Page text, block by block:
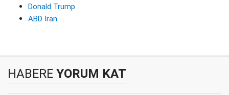
Donald Trump
ABD İran
HABERE YORUM KAT